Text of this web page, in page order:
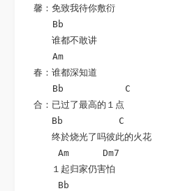
馨：免致我待你敷衍
     Bb
谁都不敢讲
     Am
春：谁都深知道
     Bb           C
合：已过了最高的１点
Bb          C
终於烧光了吗彼此的火花
      Am      Dm7
１起归家仍害怕
      Bb